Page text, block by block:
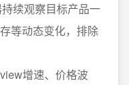
续观察目标产品一
等动态变化，排除
增速、价格波